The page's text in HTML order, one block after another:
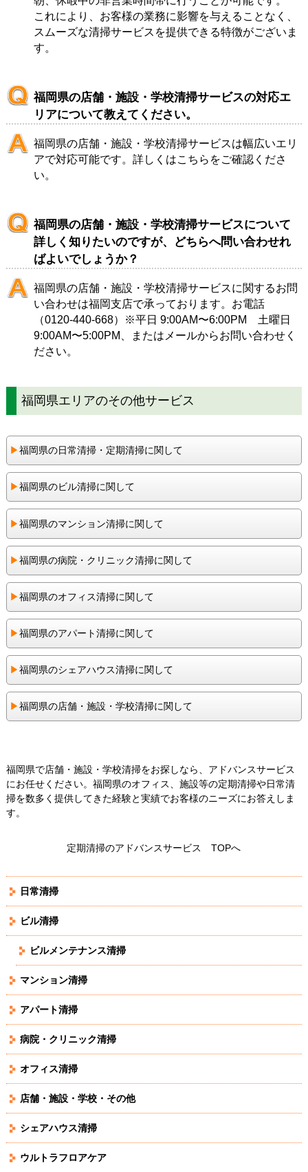
これにより、お客様の業務に影響を与えることなく、
スムーズな清掃サービスを提供できる特徴がございま
す。
福岡県の店舗・施設・学校清掃サービスの対応エ
リアについて教えてください。
福岡県の店舗・施設・学校清掃サービスは幅広いエリ
アで対応可能です。詳しくはこちら をご確認くださ
い。
福岡県の店舗・施設・学校清掃サービスについて
詳しく知りたいのですが、どちらへ問い合わせれ
ばよいでしょうか？
福岡県の店舗・施設・学校清掃サービスに関するお問
い合わせは福岡支店で承っております。お電話
（0120-440-668）※平日 9:00AM〜6:00PM 土曜日
9:00AM〜5:00PM、または メールからお問い合わせく
ださい。
福岡県エリアのその他サービス
▶︎福岡県の日常清掃・定期清掃に関して
▶︎福岡県のビル清掃に関して
▶︎福岡県のマンション清掃に関して
▶︎福岡県の病院・クリニック清掃に関して
▶︎福岡県のオフィス清掃に関して
▶︎福岡県のアパート清掃に関して
▶︎福岡県のシェアハウス清掃に関して
▶︎福岡県の店舗・施設・学校清掃に関して
福岡県で店舗・施設・学校清掃をお探しなら、アドバンスサービス
にお任せください。福岡県のオフィス、施設等の定期清掃や日常清
掃を数多く提供してきた経験と実績でお客様のニーズにお答えしま
す。
定期清掃のアドバンスサービス TOPへ
日常清掃
ビル清掃
ビルメンテナンス清掃
マンション清掃
アパート清掃
病院・クリニック清掃
オフィス清掃
店舗・施設・学校・その他
シェアハウス清掃
ウルトラフロアケア